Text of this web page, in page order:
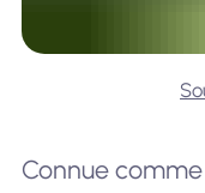
Connue